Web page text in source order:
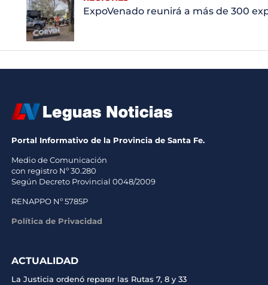
ExpoVenado reunirá a más de 300
Portal Informativo de la Provincia de Santa Fe.
Medio de Comunicación
con registro Nº 30.280
Según Decreto Provincial 0048/2009
RENAPPO Nº 5785P
Política de Privacidad
ACTUALIDAD
La Justicia ordenó reparar las Rutas 7, 8 y 33